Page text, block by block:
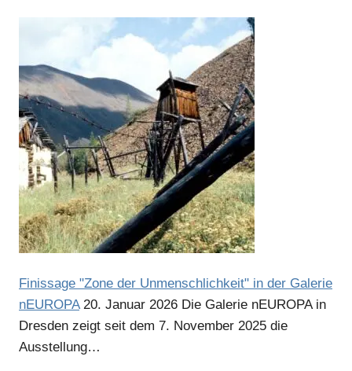
Finissage "Zone der Unmenschlichkeit" in der Galerie
nEUROPA20. Januar 2026 Die Galerie nEUROPA in
Dresden zeigt seit dem 7. November 2025 die
Ausstellung…